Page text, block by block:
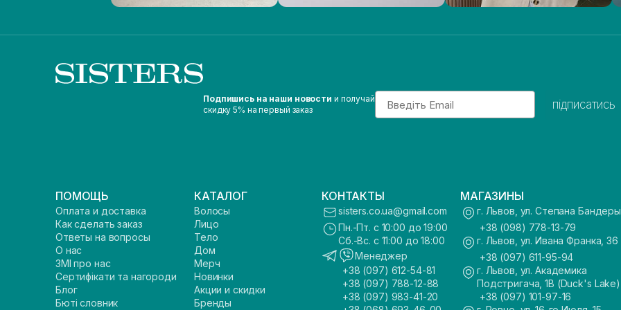
Подпишись на наши новости и получай
скидку 5% на первый заказ
Email
підписатись
ПОМОЩЬ
Оплата и доставка
Как сделать заказ
Ответы на вопросы
О нас
ЗМІ про нас
Сертифікати та нагороди
Блог
Бюті словник
КАТАЛОГ
Волосы
Лицо
Тело
Дом
Мерч
Новинки
Акции и скидки
Бренды
КОНТАКТЫ
sisters.co.ua@gmail.com
Пн.-Пт. с 10:00 до 19:00
Сб.-Вс. с 11:00 до 18:00
Менеджер
+38 (097) 612-54-81
+38 (097) 788-12-88
+38 (097) 983-41-20
МАГАЗИНЫ
г. Львов, ул. Степана
+38 (098) 778-13-79
г. Львов, ул. Ивана Франка, 36
+38 (097) 611-95-94
г. Львов, ул. Академика
Подстригача, 1В (Duck's Lake)
+38 (097) 101-97-16